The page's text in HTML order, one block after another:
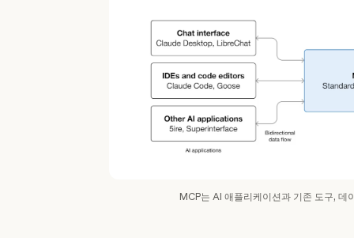
MCP는 AI 애플리케이션과 기존 도구, 데